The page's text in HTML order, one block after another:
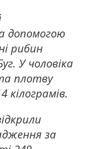
допомогою
рибин
У чоловіка
плотву
кілограмів.
за